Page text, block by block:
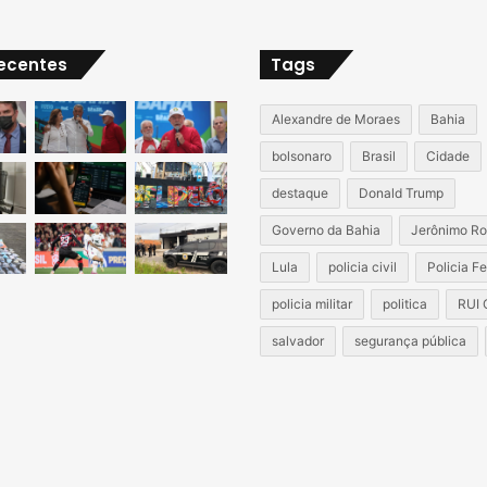
Tags
Alexandre de Moraes Bahia
bolsonaro Brasil Cidade
destaque Donald Trump
Governo da Bahia Jerônimo
Lula policia civil Policia
policia militar politica RUI
salvador segurança pública